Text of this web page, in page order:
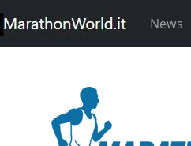
News